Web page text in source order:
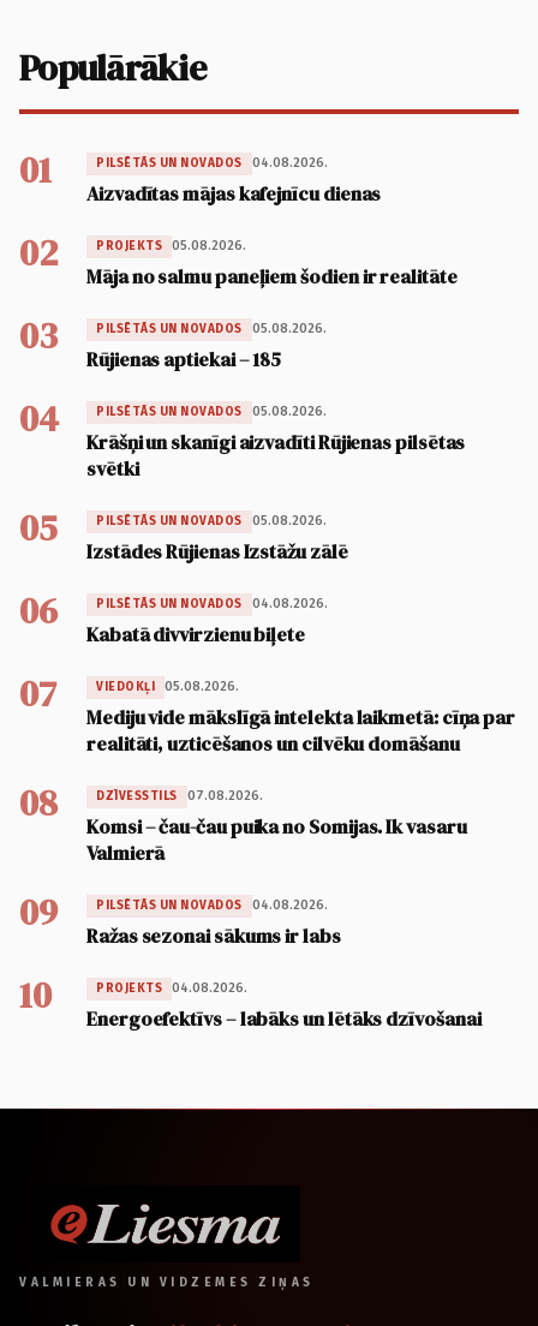
Populārākie
01 PILSĒTĀS UN NOVADOS 04.08.2026.
Aizvadītas mājas kafejnīcu dienas
02 PROJEKTS 05.08.2026.
Māja no salmu paneļiem šodien ir realitāte
03 PILSĒTĀS UN NOVADOS 05.08.2026.
Rūjienas aptiekai – 185
04 PILSĒTĀS UN NOVADOS 05.08.2026.
Krāšņi un skanīgi aizvadīti Rūjienas pilsētas
svētki
05 PILSĒTĀS UN NOVADOS 05.08.2026.
Izstādes Rūjienas Izstāžu zālē
06 PILSĒTĀS UN NOVADOS 04.08.2026.
Kabatā divvirzienu biļete
07 VIEDOKĻI 05.08.2026.
Mediju vide mākslīgā intelekta laikmetā: cīņa par
realitāti, uzticēšanos un cilvēku domāšanu
08 DZĪVESSTILS 07.08.2026.
Komsi – čau-čau puika no Somijas. Ik vasaru
Valmierā
09 PILSĒTĀS UN NOVADOS 04.08.2026.
Ražas sezonai sākums ir labs
10 PROJEKTS 04.08.2026.
Energoefektīvs – labāks un lētāks dzīvošanai
VALMIERAS UN VIDZEMES ZIŅAS